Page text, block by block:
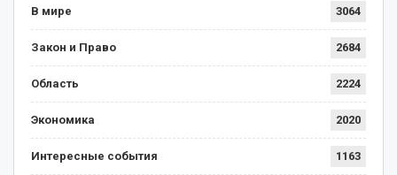
В мире 3064
Закон и Право 2684
Область 2224
Экономика 2020
Интересные события 1163